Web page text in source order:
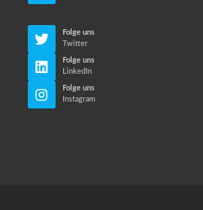
Folge uns
Twitter
Folge uns
LinkedIn
Folge uns
Instagram